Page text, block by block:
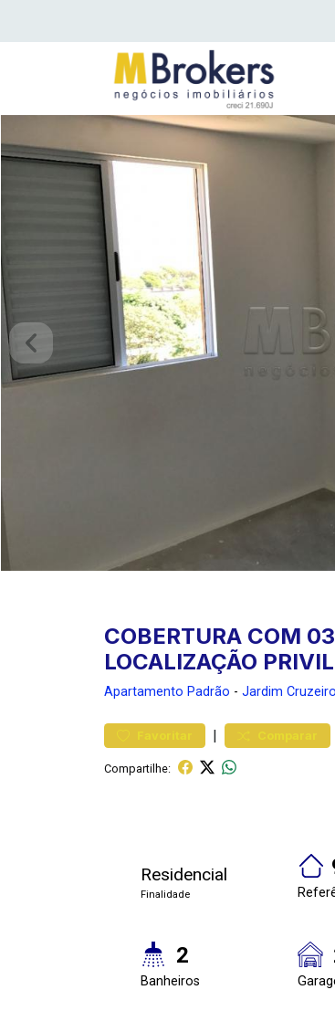
COBERTURA COM
LOCALIZAÇÃO
Apartamento Padrão - Jardim
Favoritar | Comparar
Compartilhe:
Residencial
Finalidade
2
Banheiros